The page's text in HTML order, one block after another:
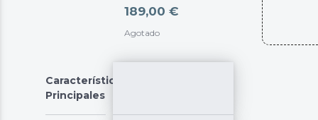
189,00 €
Agotado
Características
Principales